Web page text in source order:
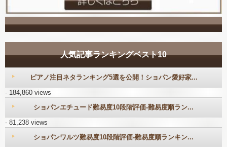
人気記事ランキングベスト10
ピアノ注目ネタランキング5選を公開！ショパン愛好家...
- 184,860 views
ショパンエチュード難易度10段階評価-難易度順ラン...
- 81,238 views
ショパンワルツ難易度10段階評価-難易度順ランキン...